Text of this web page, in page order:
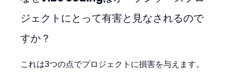
ジェクトにとって有害と見なされるので
すか？
これは3つの点でプロジェクトに損害を与えます。